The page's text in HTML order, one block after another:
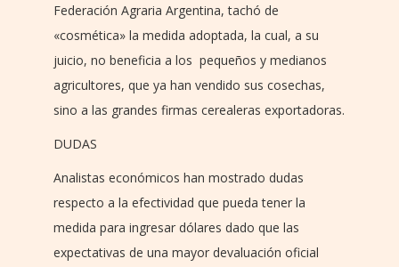
Federación Agraria Argentina, tachó de
«cosmética» la medida adoptada, la cual, a su
juicio, no beneficia a los pequeños y medianos
agricultores, que ya han vendido sus cosechas,
sino a las grandes firmas cerealeras exportadoras.
DUDAS
Analistas económicos han mostrado dudas
respecto a la efectividad que pueda tener la
medida para ingresar dólares dado que las
expectativas de una mayor devaluación oficial